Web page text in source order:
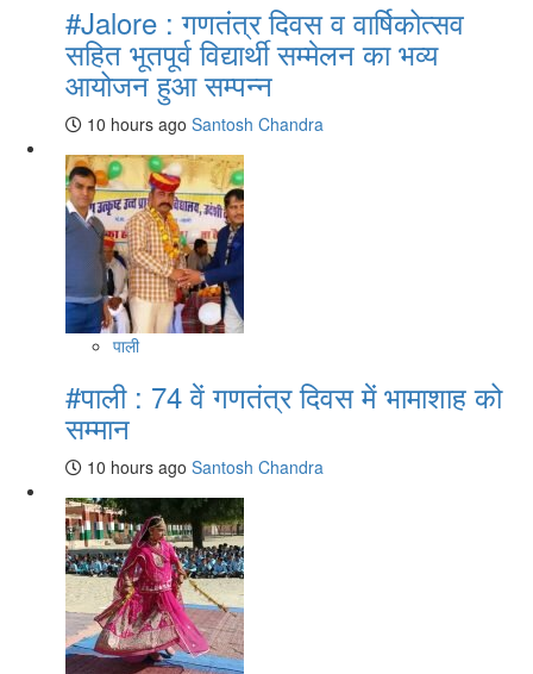
#Jalore : गणतंत्र दिवस व वार्षिकोत्सव
सहित भूतपूर्व विद्यार्थी सम्मेलन का भव्य
आयोजन हुआ सम्पन्न
10 hours ago Santosh Chandra
पाली
#पाली : 74 वें गणतंत्र दिवस में भामाशाह को
सम्मान
10 hours ago Santosh Chandra